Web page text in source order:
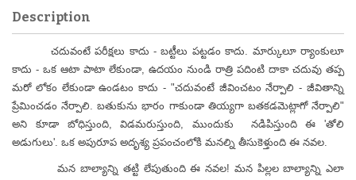
Description
చదువంటే పరీక్షలు కాదు - బట్టీలు పట్టడం కాదు. మార్కులూ ర్యాంకులూ
కాదు - ఒక ఆటా పాటా లేకుండా, ఉదయం నుండి రాత్రి పదింటి దాకా చదువు తప్ప
మరో లోకం లేకుండా ఉండటం కాదు - "చదువంటే జీవించటం నేర్పాలి - జీవితాన్ని
ప్రేమించడం నేర్పాలి. బతుకును భారం గాకుండా తియ్యగా బతకడమెట్లాగో నేర్పాలి"
అని కూడా బోధిస్తుంది, విడమరుస్తుంది, ముందుకు నడిపిస్తుంది ఈ 'తోలి
అడుగులు'. ఒక అపురూప అదృశ్య ప్రపంచంలోకి మనల్ని తీసుకెళ్తుంది ఈ నవల.
మన బాల్యాన్ని తట్టి లేపుతుంది ఈ నవల! మన పిల్లల బాల్యాన్ని ఎలా